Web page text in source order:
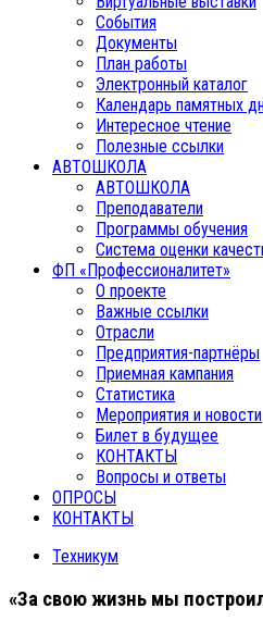
События
Документы
План работы
Электронный каталог
Календарь памятных
Интересное чтение
Полезные ссылки
АВТОШКОЛА
АВТОШКОЛА
Преподаватели
Программы обучения
Система оценки
ФП «Профессионалитет»
О проекте
Важные ссылки
Отрасли
Предприятия-партнёры
Приемная кампания
Статистика
Мероприятия и новости
Билет в будущее
КОНТАКТЫ
Вопросы и ответы
ОПРОСЫ
КОНТАКТЫ
Техникум
«За свою жизнь мы